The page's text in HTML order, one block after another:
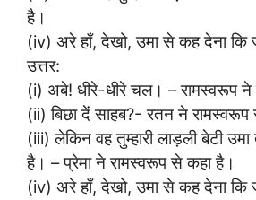
है।
(iv) अरे हाँ, देखो, उमा से कह देना कि
उत्तर:
(i) अबे! धीरे-धीरे चल। – रामस्वरूप
(ii) बिछा दें साहब?- रतन ने रामस्वरूप
(iii) लेकिन वह तुम्हारी लाड़ली बेटी
है। – प्रेमा ने रामस्वरूप से कहा है।
(iv) अरे हाँ, देखो, उमा से कह देना कि